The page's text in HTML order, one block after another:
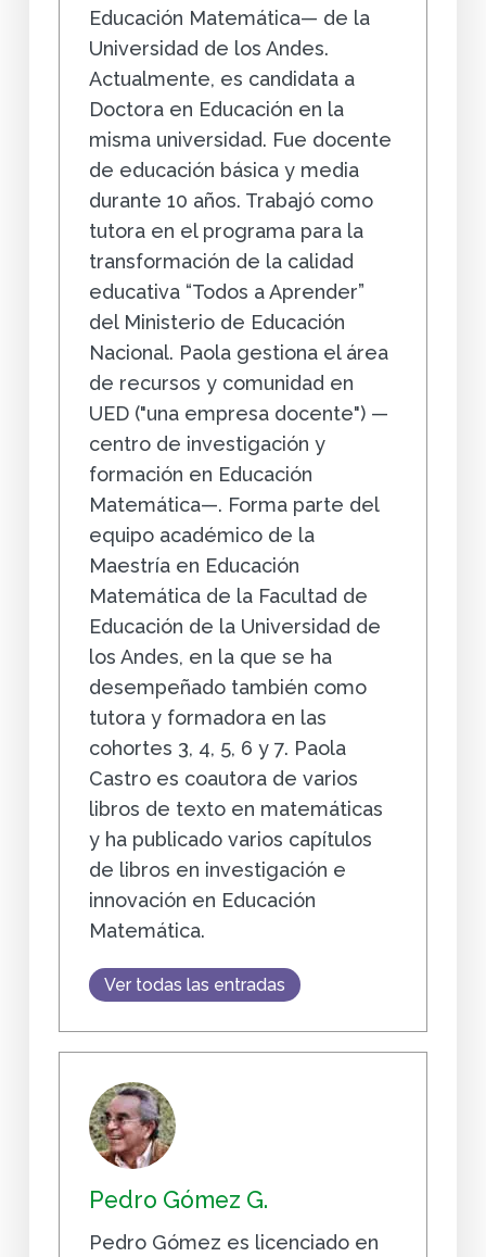
Educación Matemática— de la
Universidad de los Andes.
Actualmente, es candidata a
Doctora en Educación en la
misma universidad. Fue docente
de educación básica y media
durante 10 años. Trabajó como
tutora en el programa para la
transformación de la calidad
educativa “Todos a Aprender”
del Ministerio de Educación
Nacional. Paola gestiona el área
de recursos y comunidad en
UED ("una empresa docente") —
centro de investigación y
formación en Educación
Matemática—. Forma parte del
equipo académico de la
Maestría en Educación
Matemática de la Facultad de
Educación de la Universidad de
los Andes, en la que se ha
desempeñado también como
tutora y formadora en las
cohortes 3, 4, 5, 6 y 7. Paola
Castro es coautora de varios
libros de texto en matemáticas
y ha publicado varios capítulos
de libros en investigación e
innovación en Educación
Matemática.
Ver todas las entradas
Pedro Gómez G.
Pedro Gómez es licenciado en